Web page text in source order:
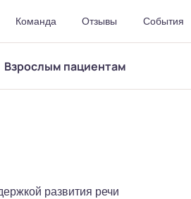
Ф Изображения ВЫКЛ
Команда Отзывы События
Взрослым пациентам
развития речи